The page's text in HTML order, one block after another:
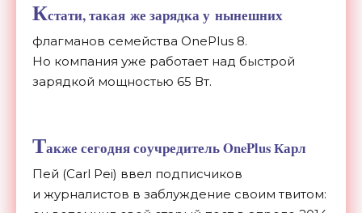
Кстати, такая же зарядка у нынешних
флагманов семейства OnePlus 8.
Но компания уже работает над быстрой
зарядкой мощностью 65 Вт.
Также сегодня соучредитель OnePlus Карл
Пей (Carl Pei) ввел подписчиков
и журналистов в заблуждение своим твитом: